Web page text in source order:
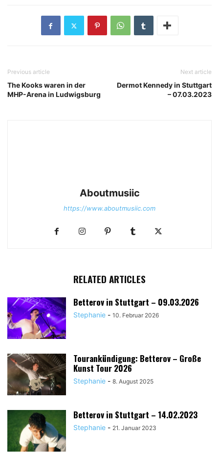
BETTEROV © About Musïc | Stephanie Bauer
BETTEROV © About Musïc | Stephanie Bauer
Previous article
The Kooks waren in der
MHP-Arena in Ludwigsburg
Next article
Dermot Kennedy in Stuttgart
– 07.03.2023
Aboutmusiic
https://www.aboutmusiic.com
RELATED ARTICLES
Betterov in Stuttgart – 09.03.2026
Stephanie - 10. Februar 2026
Tourankündigung: Betterov – Große
Kunst Tour 2026
Stephanie - 8. August 2025
Betterov in Stuttgart – 14.02.2023
Stephanie - 21. Januar 2023